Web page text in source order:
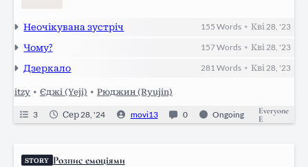
Неочікувана зустріч 155 Words •Кві 28, '23
Чому? 157Words •Кві 28, '23
Дзеркало 281 Words •Кві 28, '23
itzy • Єджі (Yeji) • Рюджин (Ryujin)
3 Сер 28, '24 movi13 0 Ongoing
Everyone
E
STORY Розпис емоціями